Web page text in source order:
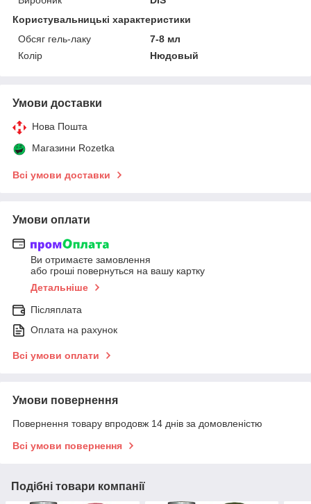
Користувальницькі характеристики
Обсяг гель-лаку
7-8 мл
Колір
Нюдовый
Умови доставки
Нова Пошта
Магазини Rozetka
Всі умови доставки
Умови оплати
Ви отримаєте замовлення
або гроші повернуться на вашу картку
Детальніше
Післяплата
Оплата на рахунок
Всі умови оплати
Умови повернення
Повернення товару впродовж 14 днів за домовленістю
Всі умови повернення
Подібні товари компанії